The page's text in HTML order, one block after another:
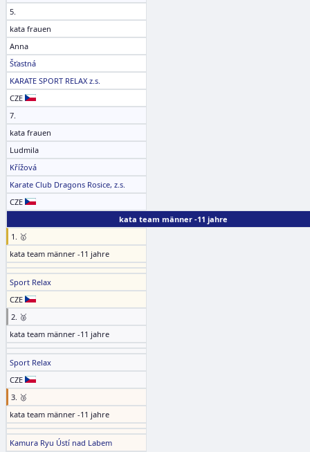
5.
kata frauen
Anna
Šťastná
KARATE SPORT RELAX z.s.
CZE
7.
kata frauen
Ludmila
Křížová
Karate Club Dragons Rosice, z.s.
CZE
kata team männer -11 jahre
1. 🥇
kata team männer -11 jahre
Sport Relax
CZE
2. 🥈
kata team männer -11 jahre
Sport Relax
CZE
3. 🥉
kata team männer -11 jahre
Kamura Ryu Ústí nad Labem